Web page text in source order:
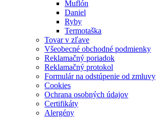
Muflón
Daniel
Ryby
Termotaška
Tovar v zľave
Všeobecné obchodné podmienky
Reklamačný poriadok
Reklamačný protokol
Formulár na odstúpenie od zmluvy
Cookies
Ochrana osobných údajov
Certifikáty
Alergény